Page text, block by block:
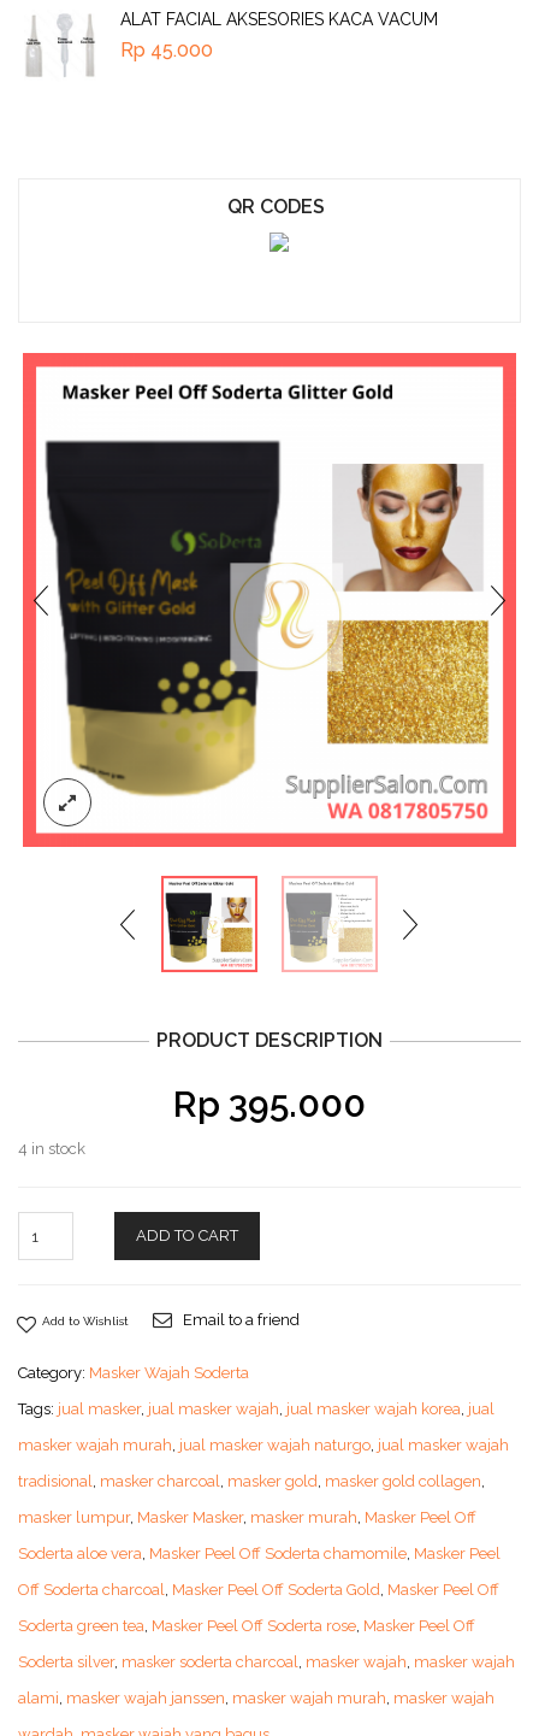
PRODUCT DESCRIPTION
Rp 395.000
4 in stock
ADD TO CART
Add to Wishlist Email to a friend
Category: Masker Wajah Soderta
Tags: jual masker, jual masker wajah, jual masker wajah korea, jual
masker wajah murah, jual masker wajah naturgo, jual masker wajah
tradisional, masker charcoal, masker gold, masker gold collagen,
masker lumpur, Masker Masker, masker murah, Masker Peel Off
Soderta aloe vera, Masker Peel Off Soderta chamomile, Masker Peel
Off Soderta charcoal, Masker Peel Off Soderta Gold, Masker Peel Off
Soderta green tea, Masker Peel Off Soderta rose, Masker Peel Off
Soderta silver, masker soderta charcoal, masker wajah, masker wajah
alami, masker wajah janssen, masker wajah murah, masker wajah
ALAT FACIAL AKSESORIES KACA VACUM
Rp 45.000
QR CODES